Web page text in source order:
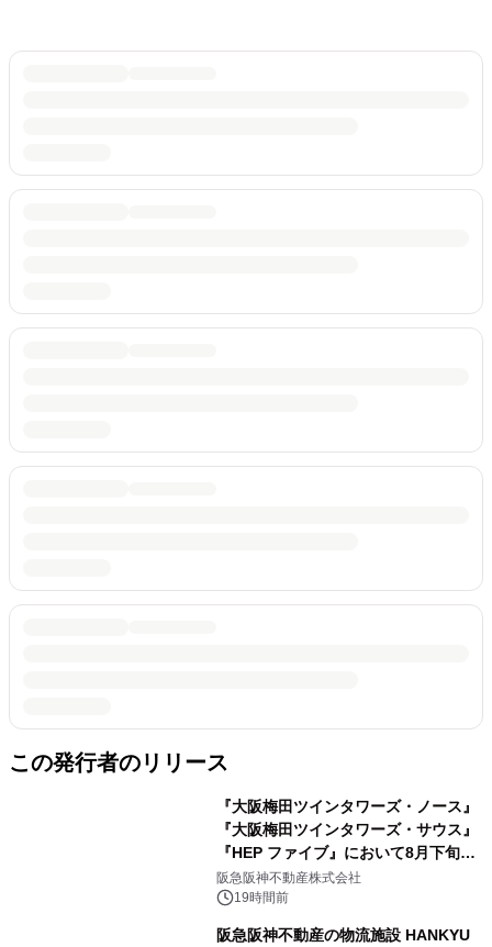
この発行者のリリース
『大阪梅田ツインタワーズ・ノース』
『大阪梅田ツインタワーズ・サウス』
『HEP ファイブ』において8月下旬か
ら 「オフサイト型コーポレートPPA」
による 再生可能エネルギー電力の使用
阪急阪神不動産株式会社
19時間前
阪急阪神不動産の物流施設 HANKYU